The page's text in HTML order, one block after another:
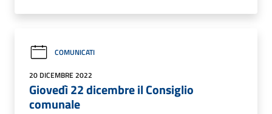
COMUNICATI
20 DICEMBRE 2022
Giovedì 22 dicembre il Consiglio
comunale